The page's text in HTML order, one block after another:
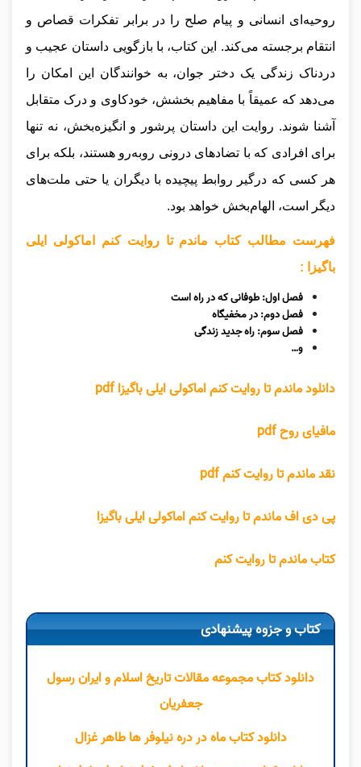
روحیه‌ای انسانی و پیام صلح را در برابر تفکرات قصاص و
انتقام برجسته می‌کند. این کتاب، با بازگویی داستان عجیب و
دردناک زندگی یک دختر جوان، به خوانندگان این امکان را
می‌دهد که عمیقاً با مفاهیم بخشش، خودکاوی و درک متقابل
آشنا شوند. روایت این داستان پرشور و انگیزه‌بخش، نه تنها
برای افرادی که با تضادهای درونی روبه‌رو هستند، بلکه برای
هر کسی که درگیر روابط پیچیده با دیگران یا حتی ملت‌های
دیگر است، الهام‌بخش خواهد بود.
فهرست مطالب کتاب ماندم تا روایت کنم اماکولی ایلی
باگیزا :
فصل اول: طوفانی که در راه است
فصل دوم: در مخفیگاه
فصل سوم: راه جدید زندگی
و…
دانلودماندم تا روایت کنم اماکولی ایلی باگیزاpdf
مافیای روح pdf
نقد ماندم تا روایت کنمpdf
پی دی اف ماندم تا روایت کنم اماکولی ایلی باگیزا
کتاب ماندم تا روایت کنم
کتاب و جزوه پیشنهادی
دانلود کتاب مجموعه مقالات تاریخ اسلام و ایران رسول
جعفریان
دانلود کتاب ماه در دره نیلوفر ها طاهر غزال